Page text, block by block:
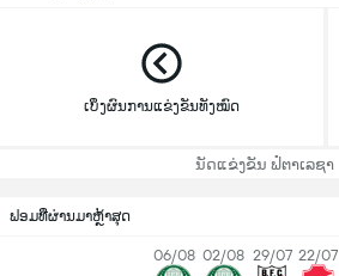
ເບິ່ງຜົນການແຂ່ງຂັນທັງໝົດ
ນັດແຂ່ງຂັນ ຟໍຕາເລຊາ
ຟອມທີ່ຜ່ານມາຫຼ້າສຸດ
06/08 02/08 29/07 22/07